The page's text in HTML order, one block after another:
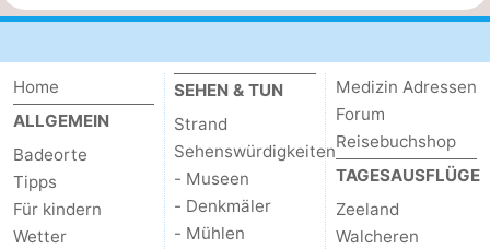
Home
ALLGEMEIN
Badeorte
Tipps
Für kindern
Wetter
SEHEN & TUN
Strand
Sehenswürdigkeiten
- Museen
- Denkmäler
- Mühlen
Medizin Adressen
Forum
Reisebuchshop
TAGESAUSFLÜGE
Zeeland
Walcheren